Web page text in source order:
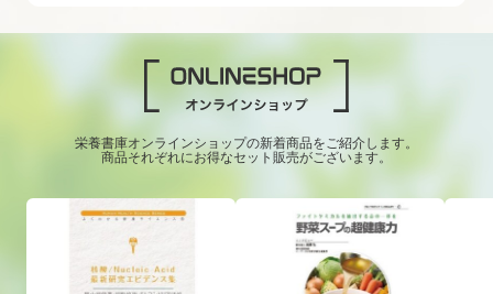
栄養書庫オンラインショップの新着商品をご紹介します。
商品それぞれにお得なセット販売がございます。